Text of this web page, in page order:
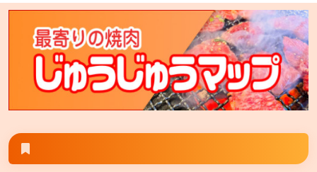
七輪焼肉 安安 大塚店
東京都豊島区北大塚2-7-11 プロスペリティ北大塚2階 ※
安安大塚店とGoogle検索すると旧大塚店が表示される
場合は その場合は「七輪焼肉安安大塚店」と検索して
頂くと正しく表示される場合がございます。
七輪焼肉 安安 旭川末広店
北海道旭川市末広1条 7丁目1-28